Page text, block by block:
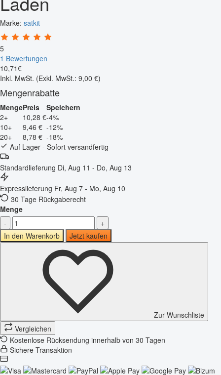
Marke: satkit
5
1 Bewertungen
10,71€
Inkl. MwSt. (Exkl. MwSt.: 9,00 €)
Mengenrabatte
MengePreis
Speichern
2+
10,28 €-4%
10+
9,46 € -12%
20+
8,78 € -18%
Auf Lager - Sofort versandfertig
Standardlieferung Di, Aug 11 - Do, Aug 13
Expresslieferung Fr, Aug 7 - Mo, Aug 10
30 Tage Rückgaberecht
Menge
-
+
In den Warenkorb
Jetzt kaufen
Zur Wunschliste
Vergleichen
Kostenlose Rücksendung innerhalb von 30 Tagen
Sichere Transaktion